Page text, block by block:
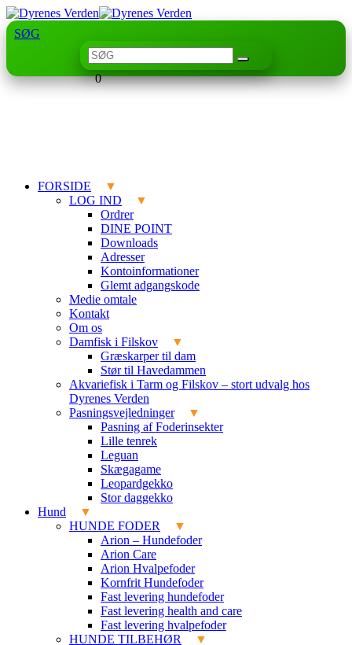
SØG
0
FORSIDE
LOG IND
Ordrer
DINE POINT
Downloads
Adresser
Kontoinformationer
Glemt adgangskode
Medie omtale
Kontakt
Om os
Damfisk i Filskov
Græskarper til dam
Stør til Havedammen
Akvariefisk i Tarm og Filskov – stort udvalg hos
Dyrenes Verden
Pasningsvejledninger
Pasning af Foderinsekter
Lille tenrek
Leguan
Skægagame
Leopardgekko
Stor daggekko
Hund
HUNDE FODER
Arion – Hundefoder
Arion Care
Arion Hvalpefoder
Kornfrit Hundefoder
Fast levering hundefoder
Fast levering health and care
Fast levering hvalpefoder
HUNDE TILBEHØR